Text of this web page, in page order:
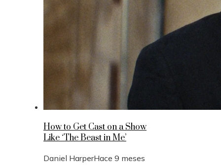
How to Get Cast on a Show
Like ‘The Beast in Me’
Daniel HarperHace 9 meses